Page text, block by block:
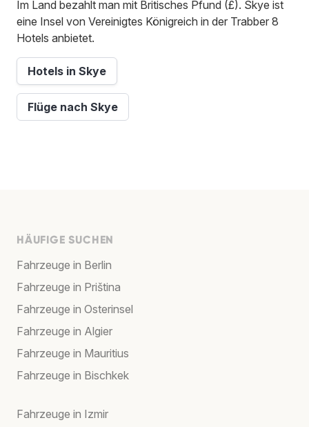
Im Land bezahlt man mit Britisches Pfund (£). Skye ist
eine Insel von Vereinigtes Königreich in der Trabber 8
Hotels anbietet.
Hotels in Skye
Flüge nach Skye
HÄUFIGE SUCHEN
Fahrzeuge in Berlin
Fahrzeuge in Priština
Fahrzeuge in Osterinsel
Fahrzeuge in Algier
Fahrzeuge in Mauritius
Fahrzeuge in Bischkek
Fahrzeuge in Izmir